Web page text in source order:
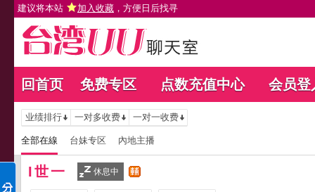
建议将本站 加入收藏 ，方便日后找寻
回首页 免费专区 点数充值中心 会员登
业绩排行 一对多收费 一对一收费
全部在線 台妹专区 內地主播
I世一 休息中